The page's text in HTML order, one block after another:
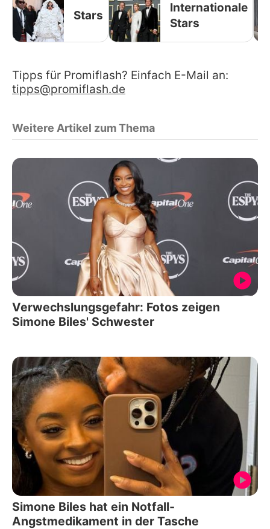
Stars
Internationale
Stars
Tipps für Promiflash? Einfach E-Mail an:
tipps@promiflash.de
Weitere Artikel zum Thema
Verwechslungsgefahr: Fotos zeigen
Simone Biles' Schwester
Simone Biles hat ein Notfall-
Angstmedikament in der Tasche